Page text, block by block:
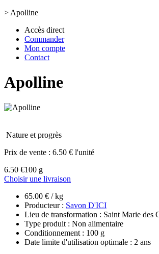
> Apolline
Accès direct
Commander
Mon compte
Contact
Apolline
Nature et progrès
Prix de vente : 6.50 € l'unité
6.50 €100 g
Choisir une livraison
65.00 € / kg
Producteur : Savon D'ICI
Lieu de transformation : Saint Marie des
Type produit : Non alimentaire
Conditionnement : 100 g
Date limite d'utilisation optimale : 2 ans